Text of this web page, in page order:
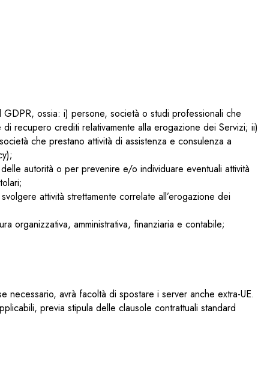
ossia: i) persone, società o studi professionali che
recupero crediti relativamente alla erogazione dei Servizi; ii)
che prestano attività di assistenza e consulenza a
autorità o per prevenire e/o individuare eventuali attività
attività strettamente correlate all’erogazione dei
organizzativa, amministrativa, finanziaria e contabile;
necessario, avrà facoltà di spostare i server anche extra-UE.
previa stipula delle clausole contrattuali standard